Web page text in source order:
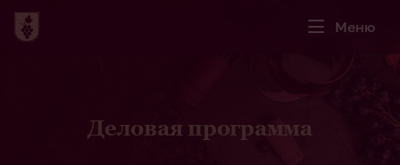
Меню
Деловая программа